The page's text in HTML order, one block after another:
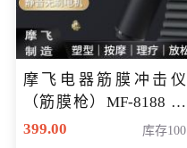
摩飞电器筋膜冲击仪
（筋膜枪）MF-8188 会
员专享价268元
399.00 库存100